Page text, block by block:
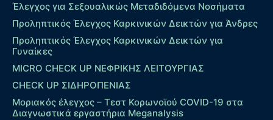
Έλεγχος για Σεξουαλικώς Μεταδιδόμενα Νοσήματα
Προληπτικός Έλεγχος Καρκινικών Δεικτών για Άνδρες
Προληπτικός Έλεγχος Καρκινικών Δεικτών για
Γυναίκες
MICRO CHECK UP ΝΕΦΡΙΚΗΣ ΛΕΙΤΟΥΡΓΙΑΣ
CHECK UP ΣΙΔΗΡΟΠΕΝΙΑΣ
Μοριακός έλεγχος – Τεστ Κορωνοϊού COVID-19 στα
Διαγνωστικά εργαστήρια Meganalysis